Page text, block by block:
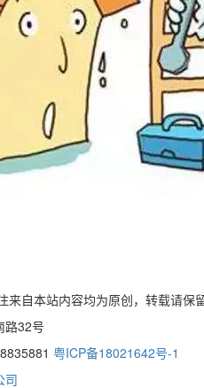
来自本站内容均为原创，转载请保
路32号
粤ICP备18021642号-1
司